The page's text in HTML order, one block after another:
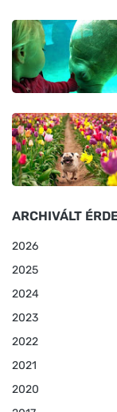
ARCHIVÁLT
2026
2025
2024
2023
2022
2021
2020